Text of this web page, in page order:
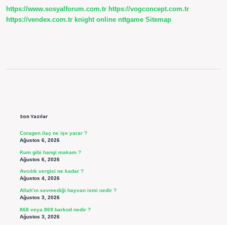
Verilen
Ne
https://www.sosyalforum.com.tr https://vogconcept.com.tr
https://vendex.com.tr knight online nttgame Sitemap
Son Yazılar
Coragen ilaç ne işe yarar ?
Ağustos 6, 2026
Kum gibi hangi makam ?
Ağustos 6, 2026
Avcılık vergisi ne kadar ?
Ağustos 4, 2026
Allah’ın sevmediği hayvan ismi nedir ?
Ağustos 3, 2026
868 veya 869 barkod nedir ?
Ağustos 3, 2026